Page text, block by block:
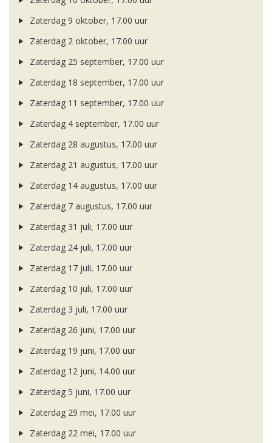
Zaterdag 9 oktober, 17.00 uur
Zaterdag 2 oktober, 17.00 uur
Zaterdag 25 september, 17.00 uur
Zaterdag 18 september, 17.00 uur
Zaterdag 11 september, 17.00 uur
Zaterdag 4 september, 17.00 uur
Zaterdag 28 augustus, 17.00 uur
Zaterdag 21 augustus, 17.00 uur
Zaterdag 14 augustus, 17.00 uur
Zaterdag 7 augustus, 17.00 uur
Zaterdag 31 juli, 17.00 uur
Zaterdag 24 juli, 17.00 uur
Zaterdag 17 juli, 17.00 uur
Zaterdag 10 juli, 17.00 uur
Zaterdag 3 juli, 17.00 uur
Zaterdag 26 juni, 17.00 uur
Zaterdag 19 juni, 17.00 uur
Zaterdag 12 juni, 14.00 uur
Zaterdag 5 juni, 17.00 uur
Zaterdag 29 mei, 17.00 uur
Zaterdag 22 mei, 17.00 uur